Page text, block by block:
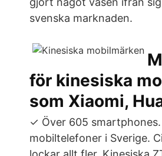
svenska marknaden.
för kinesiska
som Xiaomi,
✓ Över 605
mobiltelefoner i Sverige.